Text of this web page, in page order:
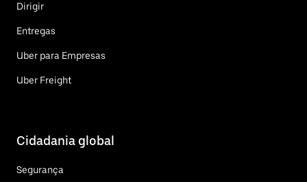
Dirigir
Entregas
Uber para Empresas
Uber Freight
Cidadania global
Segurança